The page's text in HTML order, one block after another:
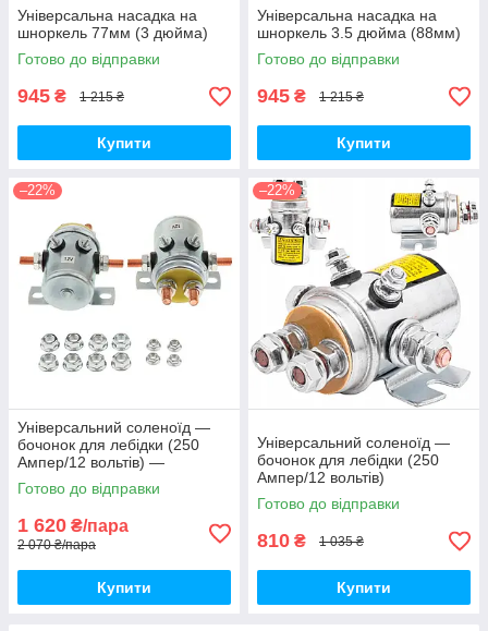
Універсальна насадка на
шноркель 77мм (3 дюйма)
Готово до відправки
945 ₴ 1 215 ₴
Купити
Універсальна насадка на
шноркель 3.5 дюйма (88мм)
Готово до відправки
945 ₴ 1 215 ₴
Купити
–22%
Універсальний соленоїд —
бочонок для лебідки (250
Ампер/12 вольтів) —
комплект 2 штуки
Готово до відправки
1 620 ₴/пара
2 070 ₴/пара
Купити
–22%
Універсальний соленоїд —
бочонок для лебідки (250
Ампер/12 вольтів)
Готово до відправки
810 ₴ 1 035 ₴
Купити